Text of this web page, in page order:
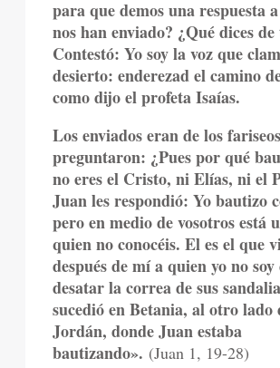
para que demos una respuesta
nos han enviado? ¿Qué dices
Contestó: Yo soy la voz que
desierto: enderezad el camino
como dijo el profeta Isaías.
Los enviados eran de los
preguntaron: ¿Pues por qué
no eres el Cristo, ni Elías, ni el
Juan les respondió: Yo bautizo
pero en medio de vosotros está
quien no conocéis. El es el que
después de mí a quien yo no
desatar la correa de sus
sucedió en Betania, al otro lado
Jordán, donde Juan estaba
bautizando». (Juan 1, 19-28)